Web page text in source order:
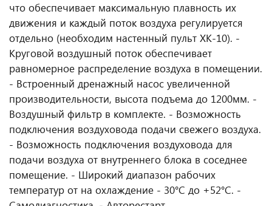
что обеспечивает максимальную плавность их
движения и каждый поток воздуха регулируется
отдельно (необходим настенный пульт XK-10). -
Круговой воздушный поток обеспечивает
равномерное распределение воздуха в помещении.
- Встроенный дренажный насос увеличенной
производительности, высота подъема до 1200мм. -
Воздушный фильтр в комплекте. - Возможность
подключения воздуховода подачи свежего воздуха.
- Bозможность подключения воздуховода для
подачи воздуха от внутреннего блока в соседнее
помещение. - Широкий диапазон рабочих
температур от на охлаждение - 30°С до +52°С. -